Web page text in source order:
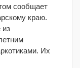
сообщает
краю.
из
Их